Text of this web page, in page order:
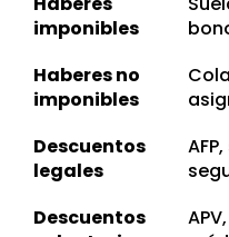
imponibles
Haberes no
imponibles
Descuentos
legales
Descuentos